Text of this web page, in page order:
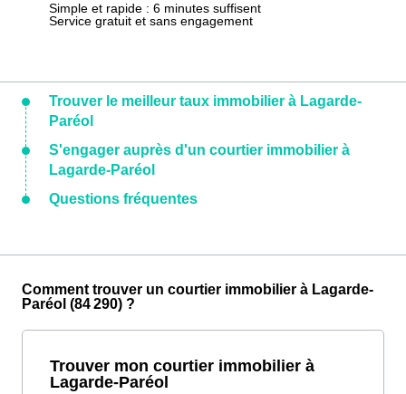
Simple et rapide : 6 minutes suffisent
Service gratuit et sans engagement
Trouver le meilleur taux immobilier à Lagarde-
Paréol
S'engager auprès d'un courtier immobilier à
Lagarde-Paréol
Questions fréquentes
Comment trouver un courtier immobilier à Lagarde-
Paréol (84 290) ?
Trouver mon courtier immobilier à
Lagarde-Paréol